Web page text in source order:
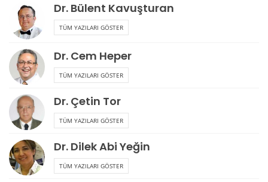
Dr. Bülent Kavuşturan
TÜM YAZILARI GÖSTER
Dr. Cem Heper
TÜM YAZILARI GÖSTER
Dr. Çetin Tor
TÜM YAZILARI GÖSTER
Dr. Dilek Abi Yeğin
TÜM YAZILARI GÖSTER